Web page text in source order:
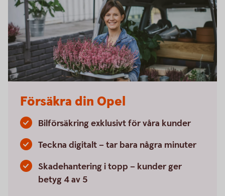
Försäkra din Opel
Bilförsäkring exklusivt för våra kunder
Teckna digitalt – tar bara några minuter
Skadehantering i topp – kunder ger
betyg 4 av 5